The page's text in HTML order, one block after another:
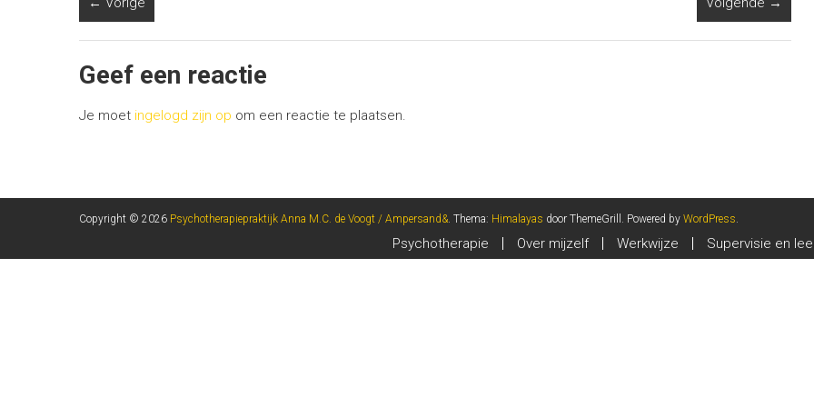
Geef een reactie
Je moet ingelogd zijn op om een reactie te plaatsen.
Copyright © 2026 Psychotherapiepraktijk Anna M.C. de Voogt / Ampersand&. Thema: Himalayas door ThemeGrill. Powered by WordPress.
Psychotherapie Over mijzelf Werkwijze Supervisie en